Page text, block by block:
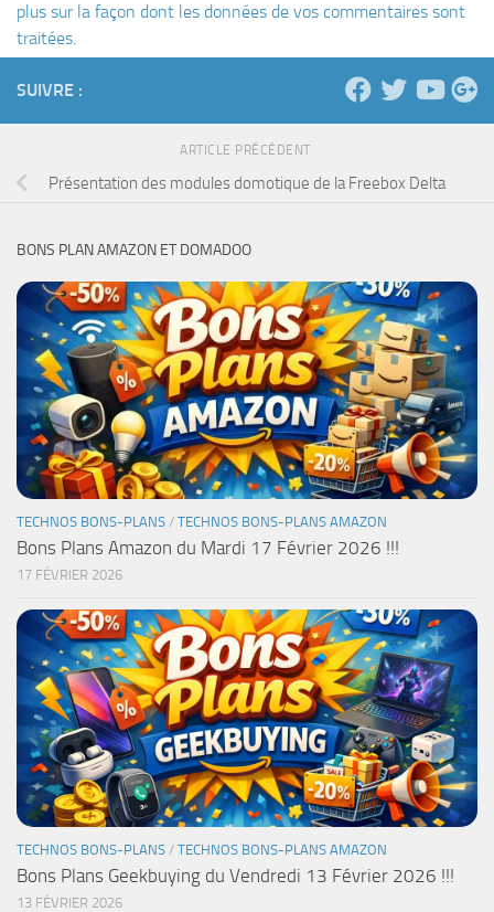
plus sur la façon dont les données de vos commentaires sont
traitées.
SUIVRE :
ARTICLE PRÉCÉDENT
Présentation des modules domotique de la Freebox Delta
BONS PLAN AMAZON ET DOMADOO
TECHNOS BONS-PLANS / TECHNOS BONS-PLANS AMAZON
Bons Plans Amazon du Mardi 17 Février 2026 !!!
17 FÉVRIER 2026
TECHNOS BONS-PLANS / TECHNOS BONS-PLANS AMAZON
Bons Plans Geekbuying du Vendredi 13 Février 2026 !!!
13 FÉVRIER 2026